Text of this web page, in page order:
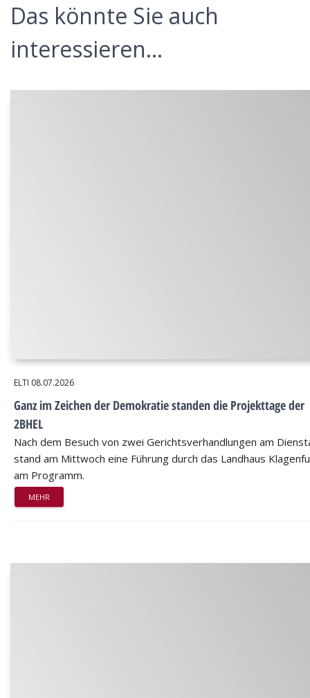
Das könnte Sie auch
interessieren...
ELTI 08.07.2026
Ganz im Zeichen der Demokratie standen die Projekttage der
2BHEL
Nach dem Besuch von zwei Gerichtsverhandlungen am
stand am Mittwoch eine Führung durch das Landhaus
am Programm.
MEHR